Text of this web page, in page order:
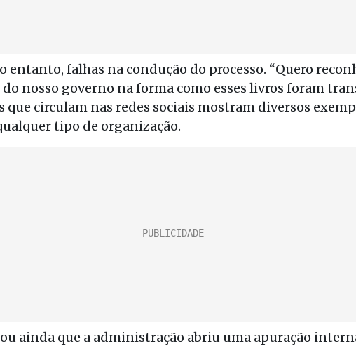
entanto, falhas na condução do processo. “Quero
nosso governo na forma como esses livros foram
que circulam nas redes sociais mostram diversos
tipo de organização.
ainda que a administração abriu uma apuração